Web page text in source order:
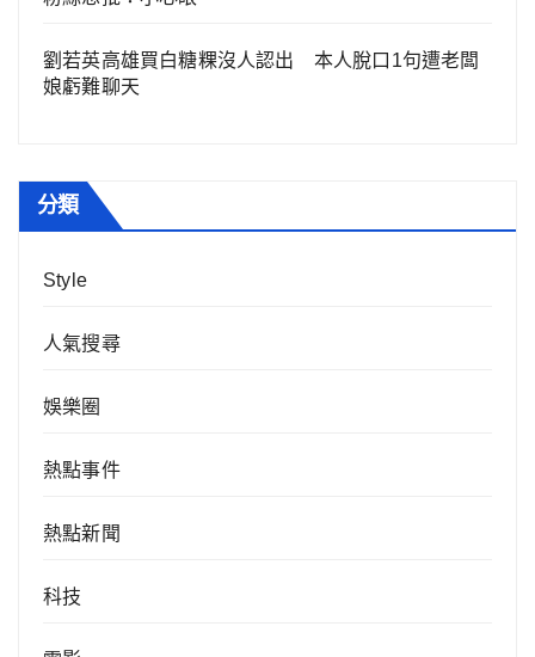
劉若英高雄買白糖粿沒人認出 本人脫口1句遭老闆
娘虧難聊天
分類
Style
人氣搜尋
娛樂圈
熱點事件
熱點新聞
科技